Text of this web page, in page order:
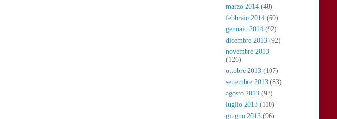
marzo 2014 (48)
febbraio 2014 (60)
gennaio 2014 (92)
dicembre 2013 (92)
novembre 2013
(126)
ottobre 2013 (107)
settembre 2013 (83)
agosto 2013 (93)
luglio 2013 (110)
giugno 2013 (96)